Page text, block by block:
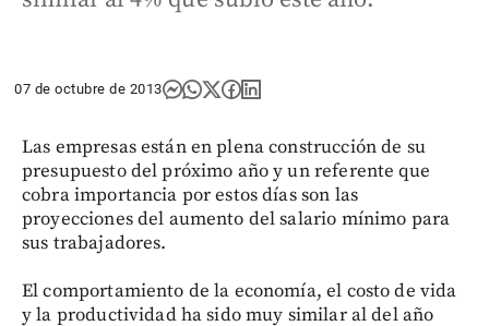
07 de octubre de 2013
Las empresas están en plena construcción de su
presupuesto del próximo año y un referente que
cobra importancia por estos días son las
proyecciones del aumento del salario mínimo para
sus trabajadores.
El comportamiento de la economía, el costo de vida
y la productividad ha sido muy similar al del año